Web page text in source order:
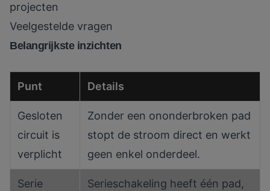
projecten
Veelgestelde vragen
Belangrijkste inzichten
Punt Details
Gesloten
circuit is
verplicht
Zonder een ononderbroken pad
stopt de stroom direct en werkt
geen enkel onderdeel.
Serie
Serieschakeling heeft één pad,